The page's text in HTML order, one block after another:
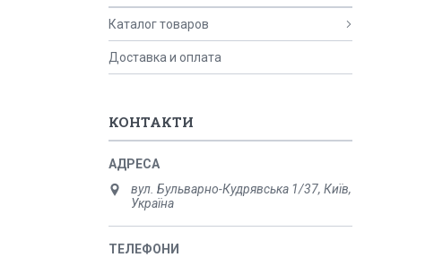
Каталог товаров
Доставка и оплата
КОНТАКТИ
вул. Бульварно-Кудрявська 1/37, Київ,
Україна